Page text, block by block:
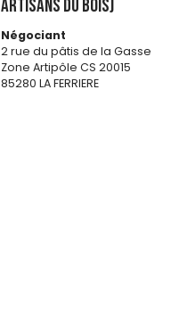
artisans du bois)
Négociant
2 rue du pâtis de la Gasse
Zone Artipôle CS 20015
85280 LA FERRIERE